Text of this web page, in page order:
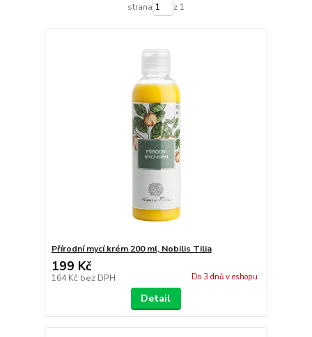
strana z 1
Přírodní mycí krém 200 ml, Nobilis Tilia
199 Kč
164 Kč bez DPH Do 3 dnů v eshopu
Detail